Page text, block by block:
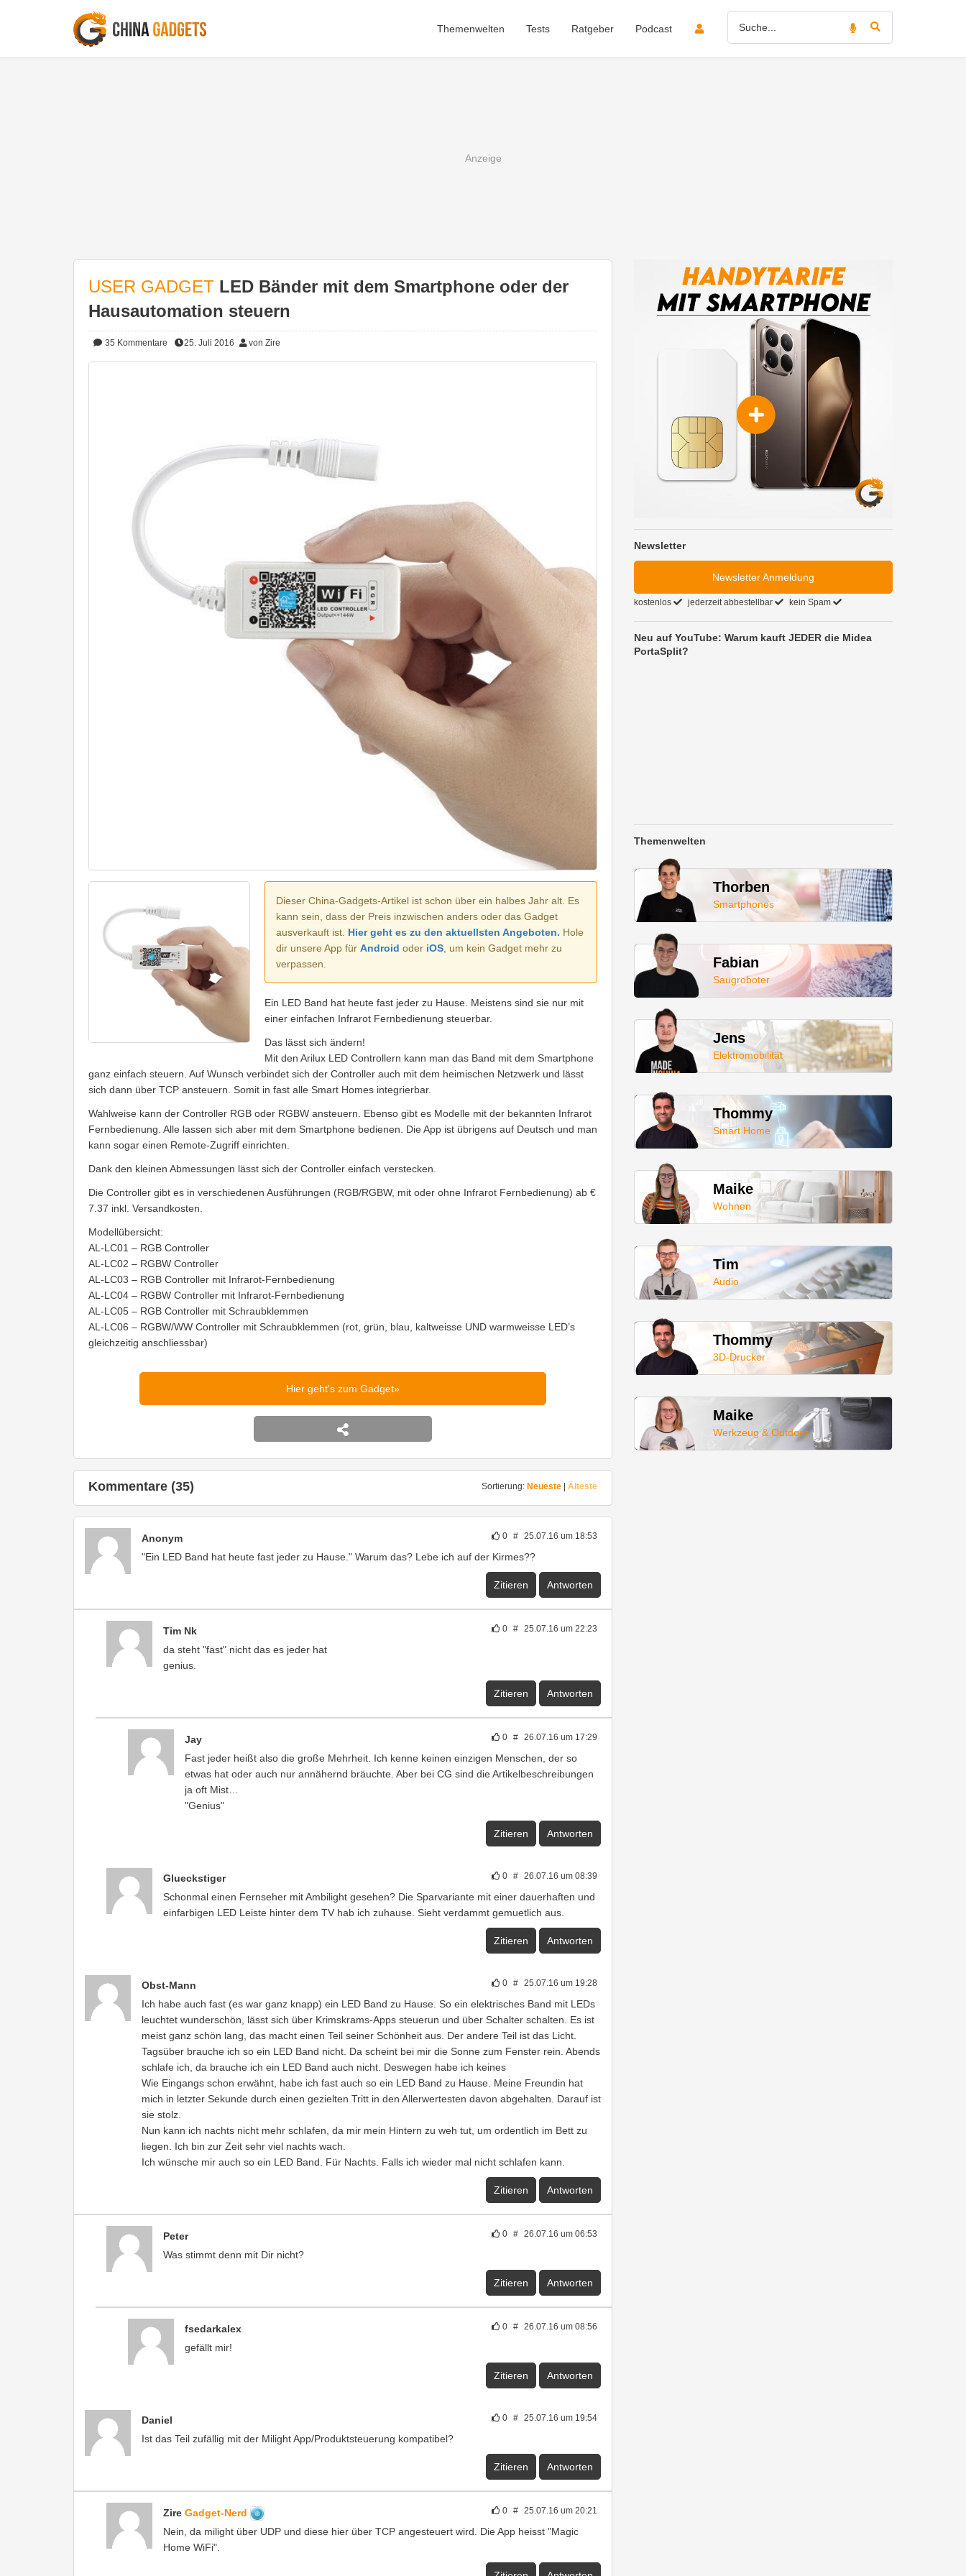
Themenwelten Tests Ratgeber Podcast
USER GADGET LED Bänder mit dem Smartphone oder der
Hausautomation steuern
35 Kommentare 25. Juli 2016 von Zire
Dieser China-Gadgets-Artikel ist schon über ein halbes Jahr alt. Es
kann sein, dass der Preis inzwischen anders oder das Gadget
ausverkauft ist. Hier geht es zu den aktuellsten Angeboten. Hole
dir unsere App für Android oder iOS , um kein Gadget mehr zu
verpassen.
Ein LED Band hat heute fast jeder zu Hause. Meistens sind sie nur mit
einer einfachen Infrarot Fernbedienung steuerbar.
Das lässt sich ändern!
Mit den Arilux LED Controllern kann man das Band mit dem Smartphone
ganz einfach steuern. Auf Wunsch verbindet sich der Controller auch mit dem heimischen Netzwerk und lässt
sich dann über TCP ansteuern. Somit in fast alle Smart Homes integrierbar.
Wahlweise kann der Controller RGB oder RGBW ansteuern. Ebenso gibt es Modelle mit der bekannten Infrarot
Fernbedienung. Alle lassen sich aber mit dem Smartphone bedienen. Die App ist übrigens auf Deutsch und man
kann sogar einen Remote-Zugriff einrichten.
Dank den kleinen Abmessungen lässt sich der Controller einfach verstecken.
Die Controller gibt es in verschiedenen Ausführungen (RGB/RGBW, mit oder ohne Infrarot Fernbedienung) ab €
7.37 inkl. Versandkosten.
Modellübersicht:
AL-LC01 – RGB Controller
AL-LC02 – RGBW Controller
AL-LC03 – RGB Controller mit Infrarot-Fernbedienung
AL-LC04 – RGBW Controller mit Infrarot-Fernbedienung
AL-LC05 – RGB Controller mit Schraubklemmen
AL-LC06 – RGBW/WW Controller mit Schraubklemmen (rot, grün, blau, kaltweisse UND warmweisse LED’s
gleichzeitig anschliessbar)
Hier geht's zum Gadget
Sortierung: Neueste Älteste
Kommentare (35)
0 # 25.07.16 um 18:53
Anonym
"Ein LED Band hat heute fast jeder zu Hause." Warum das? Lebe ich auf der Kirmes??
Zitieren Antworten
0 # 25.07.16 um 22:23
Tim Nk
da steht "fast" nicht das es jeder hat
genius.
Zitieren Antworten
0 # 26.07.16 um 17:29
Jay
Fast jeder heißt also die große Mehrheit. Ich kenne keinen einzigen Menschen, der so
etwas hat oder auch nur annähernd bräuchte. Aber bei CG sind die Artikelbeschreibungen
ja oft Mist…
"Genius"
Zitieren Antworten
0 # 26.07.16 um 08:39
Glueckstiger
Schonmal einen Fernseher mit Ambilight gesehen? Die Sparvariante mit einer dauerhaften und
einfarbigen LED Leiste hinter dem TV hab ich zuhause. Sieht verdammt gemuetlich aus.
Zitieren Antworten
0 # 25.07.16 um 19:28
Obst-Mann
Ich habe auch fast (es war ganz knapp) ein LED Band zu Hause. So ein elektrisches Band mit LEDs
leuchtet wunderschön, lässt sich über Krimskrams-Apps steuerun und über Schalter schalten. Es ist
meist ganz schön lang, das macht einen Teil seiner Schönheit aus. Der andere Teil ist das Licht.
Tagsüber brauche ich so ein LED Band nicht. Da scheint bei mir die Sonne zum Fenster rein. Abends
schlafe ich, da brauche ich ein LED Band auch nicht. Deswegen habe ich keines
Wie Eingangs schon erwähnt, habe ich fast auch so ein LED Band zu Hause. Meine Freundin hat
mich in letzter Sekunde durch einen gezielten Tritt in den Allerwertesten davon abgehalten. Darauf ist
sie stolz.
Nun kann ich nachts nicht mehr schlafen, da mir mein Hintern zu weh tut, um ordentlich im Bett zu
liegen. Ich bin zur Zeit sehr viel nachts wach.
Ich wünsche mir auch so ein LED Band. Für Nachts. Falls ich wieder mal nicht schlafen kann.
Zitieren Antworten
0 # 26.07.16 um 06:53
Peter
Was stimmt denn mit Dir nicht?
Zitieren Antworten
0 # 26.07.16 um 08:56
fsedarkalex
gefällt mir!
Zitieren Antworten
0 # 25.07.16 um 19:54
Daniel
Ist das Teil zufällig mit der Milight App/Produktsteuerung kompatibel?
Zitieren Antworten
0 # 25.07.16 um 20:21
Zire Gadget-Nerd
Nein, da milight über UDP und diese hier über TCP angesteuert wird. Die App heisst "Magic
Home WiFi".
Newsletter
Newsletter Anmeldung
kostenlos jederzeit abbestellbar kein Spam
Neu auf YouTube: Warum kauft JEDER die Midea
PortaSplit?
Themenwelten
Thorben
Smartphones
Fabian
Saugroboter
Jens
Elektromobilität
Thommy
Smart Home
Maike
Wohnen
Tim
Audio
Thommy
3D-Drucker
Maike
Werkzeug & Outdoor